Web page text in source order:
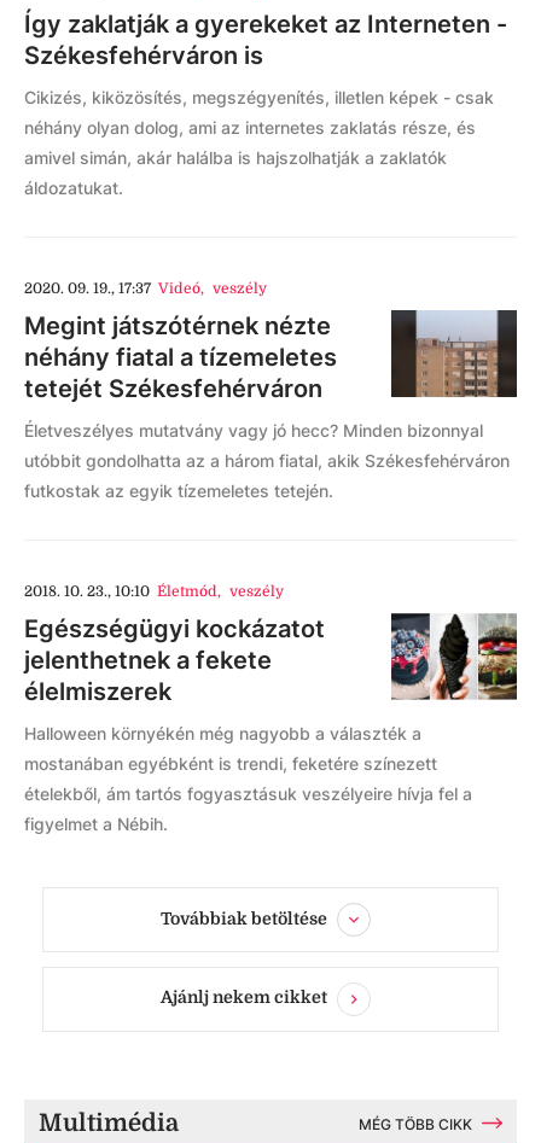
Így zaklatják a gyerekeket az Interneten -
Székesfehérváron is
Cikizés, kiközösítés, megszégyenítés, illetlen képek - csak
néhány olyan dolog, ami az internetes zaklatás része, és
amivel simán, akár halálba is hajszolhatják a zaklatók
áldozatukat.
2020. 09. 19., 17:37 Videó, veszély
Megint játszótérnek nézte
néhány fiatal a tízemeletes
tetejét Székesfehérváron
Életveszélyes mutatvány vagy jó hecc? Minden bizonnyal
utóbbit gondolhatta az a három fiatal, akik Székesfehérváron
futkostak az egyik tízemeletes tetején.
2018. 10. 23., 10:10 Életmód, veszély
Egészségügyi kockázatot
jelenthetnek a fekete
élelmiszerek
Halloween környékén még nagyobb a választék a
mostanában egyébként is trendi, feketére színezett
ételekből, ám tartós fogyasztásuk veszélyeire hívja fel a
figyelmet a Nébih.
Továbbiak betöltése
Ajánlj nekem cikket
Multimédia MÉG TÖBB CIKK